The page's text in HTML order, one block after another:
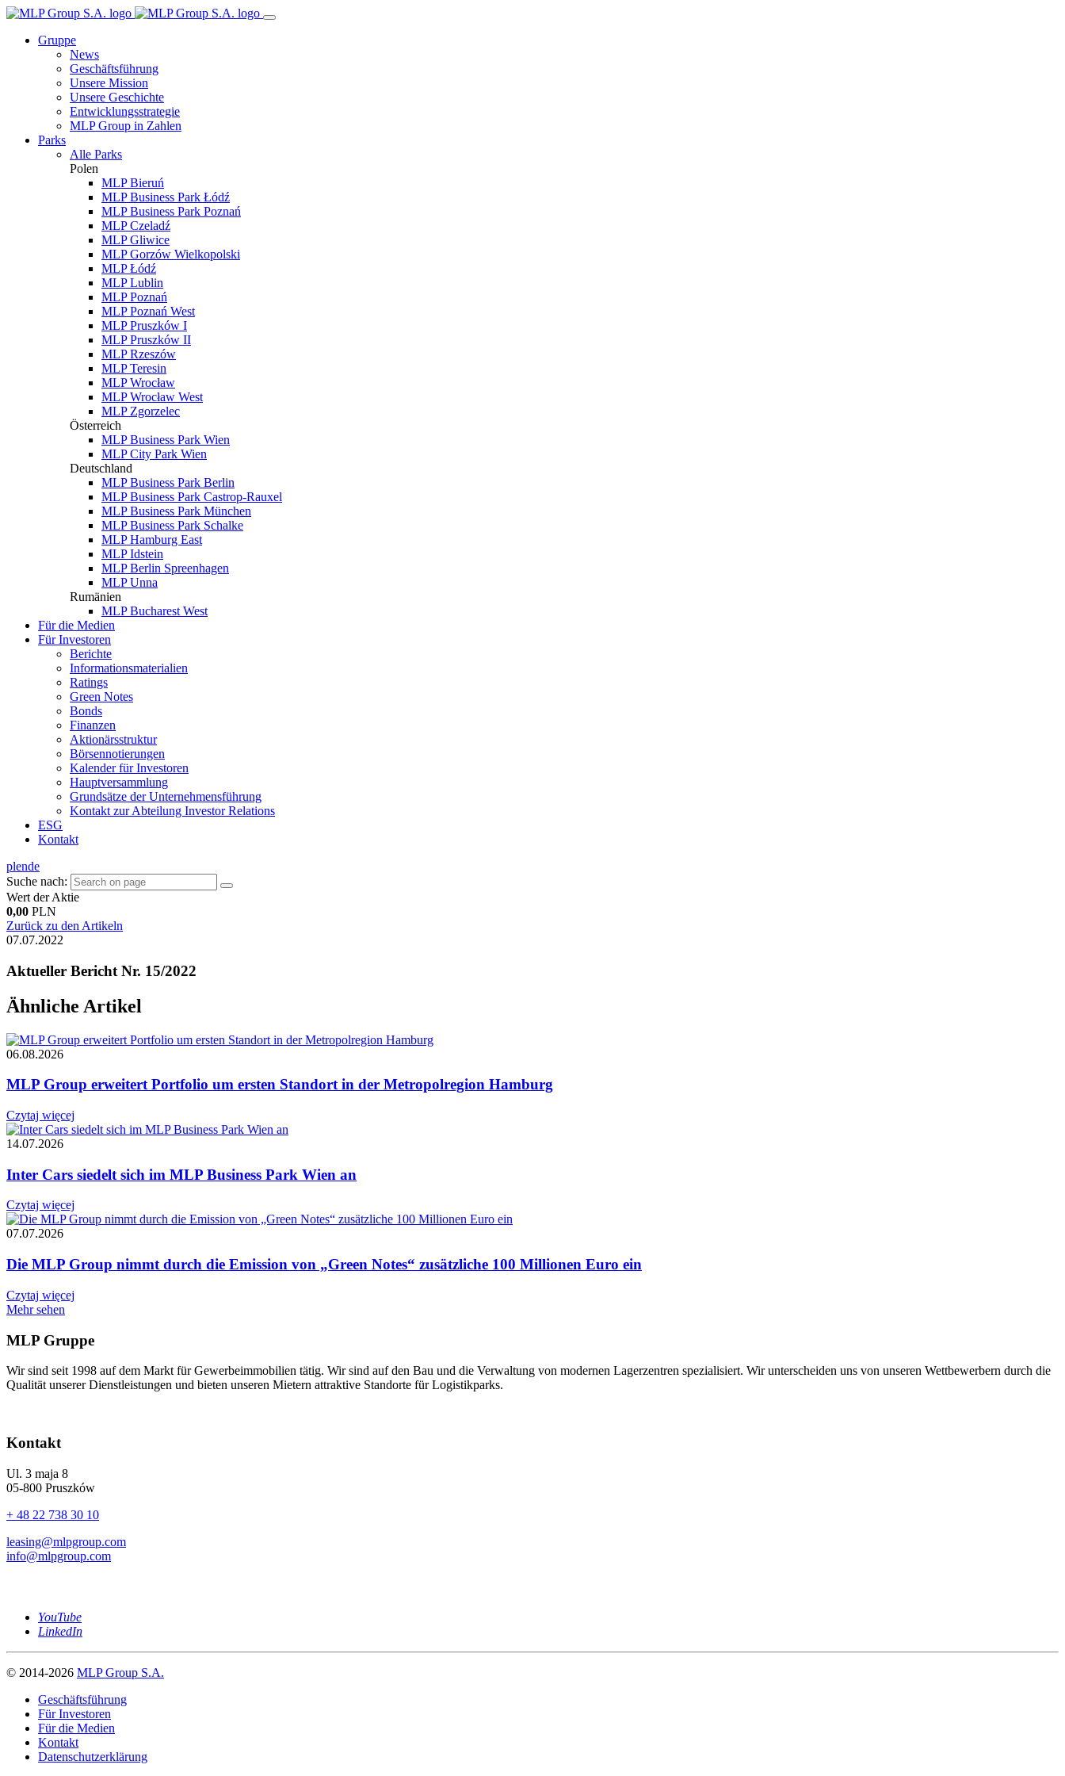
Gruppe
News
Geschäftsführung
Unsere Mission
Unsere Geschichte
Entwicklungsstrategie
MLP Group in Zahlen
Parks
Alle Parks
Polen
MLP Bieruń
MLP Business Park Łódź
MLP Business Park Poznań
MLP Czeladź
MLP Gliwice
MLP Gorzów Wielkopolski
MLP Łódź
MLP Lublin
MLP Poznań
MLP Poznań West
MLP Pruszków I
MLP Pruszków II
MLP Rzeszów
MLP Teresin
MLP Wrocław
MLP Wrocław West
MLP Zgorzelec
Österreich
MLP Business Park Wien
MLP City Park Wien
Deutschland
MLP Business Park Berlin
MLP Business Park Castrop-Rauxel
MLP Business Park München
MLP Business Park Schalke
MLP Hamburg East
MLP Idstein
MLP Berlin Spreenhagen
MLP Unna
Rumänien
MLP Bucharest West
Für die Medien
Für Investoren
Berichte
Informationsmaterialien
Ratings
Green Notes
Bonds
Finanzen
Aktionärsstruktur
Börsennotierungen
Kalender für Investoren
Hauptversammlung
Grundsätze der Unternehmensführung
Kontakt zur Abteilung Investor Relations
ESG
Kontakt
plende
Suche nach:
Wert der Aktie
0,00 PLN
Zurück zu den Artikeln
07.07.2022
Aktueller Bericht Nr. 15/2022
Ähnliche Artikel
06.08.2026
MLP Group erweitert Portfolio um ersten Standort in der Metropolregion Hamburg
Czytaj więcej
14.07.2026
Inter Cars siedelt sich im MLP Business Park Wien an
Czytaj więcej
07.07.2026
Die MLP Group nimmt durch die Emission von „Green Notes“ zusätzliche 100 Millionen Euro ein
Czytaj więcej
Mehr sehen
MLP Gruppe
Wir sind seit 1998 auf dem Markt für Gewerbeimmobilien tätig. Wir sind auf den Bau und die Verwaltung von modernen Lagerzentren spezialisiert. Wir unterscheiden uns von unseren Wettbewerbern durch die
Qualität unserer Dienstleistungen und bieten unseren Mietern attraktive Standorte für Logistikparks.
Kontakt
Ul. 3 maja 8
05-800 Pruszków
+ 48 22 738 30 10
leasing@mlpgroup.com
info@mlpgroup.com
YouTube
LinkedIn
© 2014-2026 MLP Group S.A.
Geschäftsführung
Für Investoren
Für die Medien
Kontakt
Datenschutzerklärung